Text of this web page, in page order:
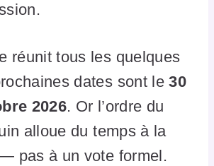
réunit tous les quelques
dates sont le30
2026. Or l’ordre du
alloue du temps à la
pas à un vote formel.